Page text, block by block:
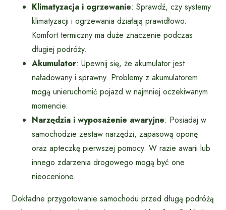
Klimatyzacja i ogrzewanie: Sprawdź, czy systemy
klimatyzacji i ogrzewania działają prawidłowo.
Komfort termiczny ma duże znaczenie podczas
długiej podróży.
Akumulator: Upewnij się, że akumulator jest
naładowany i sprawny. Problemy z akumulatorem
mogą unieruchomić pojazd w najmniej oczekiwanym
momencie.
Narzędzia i wyposażenie awaryjne: Posiadaj w
samochodzie zestaw narzędzi, zapasową oponę
oraz apteczkę pierwszej pomocy. W razie awarii lub
innego zdarzenia drogowego mogą być one
nieocenione.
Dokładne przygotowanie samochodu przed długą podróżą